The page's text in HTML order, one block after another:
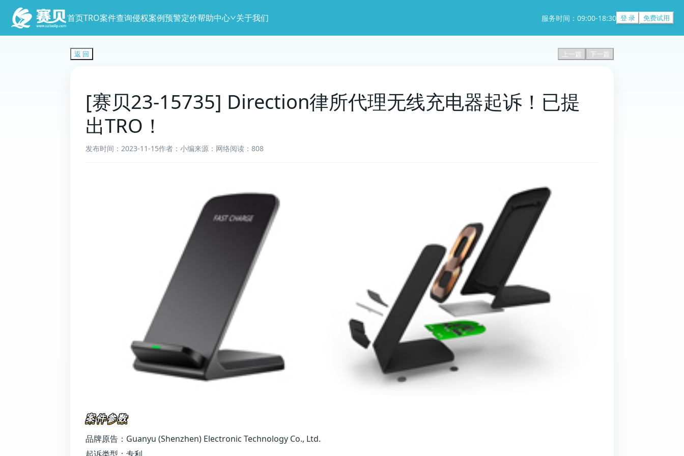
首页TRO案件查询侵权案例预警定价帮助中心 关于我们 服务时间：09:00-18:30 登 录 免费试用
返 回 上一篇 下一篇
[赛贝23-15735] Direction律所代理无线充电器起诉！已提
出TRO！
发布时间：2023-11-15作者：小编来源：网络阅读：808
案件参数
品牌原告：Guanyu (Shenzhen) Electronic Technology Co., Ltd.